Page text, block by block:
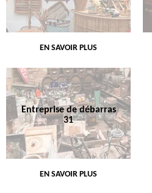
EN SAVOIR PLUS
Entreprise de débarras
31
EN SAVOIR PLUS